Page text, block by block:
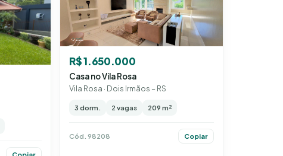
Copiar
R$ 1.650.000
Casa no Vila Rosa
Vila Rosa · Dois Irmãos – RS
3 dorm. 2 vagas 209 m²
Cód. 98208 Copiar